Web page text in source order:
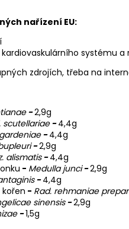
nařízení EU:
systému
zdrojích, třeba na
-2,9g
scutellariae-4,4g
-4,4g
-2,9g
alismatis-4,4g
- Medulla junci-2,9g
-4,4g
- Rad. rehmaniae
sinensis-2,9g
-1,5g